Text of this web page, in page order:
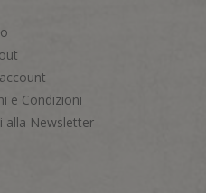
e Condizioni
alla Newsletter